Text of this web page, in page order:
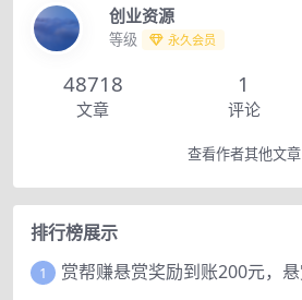
创业资源
等级 永久会员
48718
文章
1
评论
查看作者其他文章
排行榜展示
1